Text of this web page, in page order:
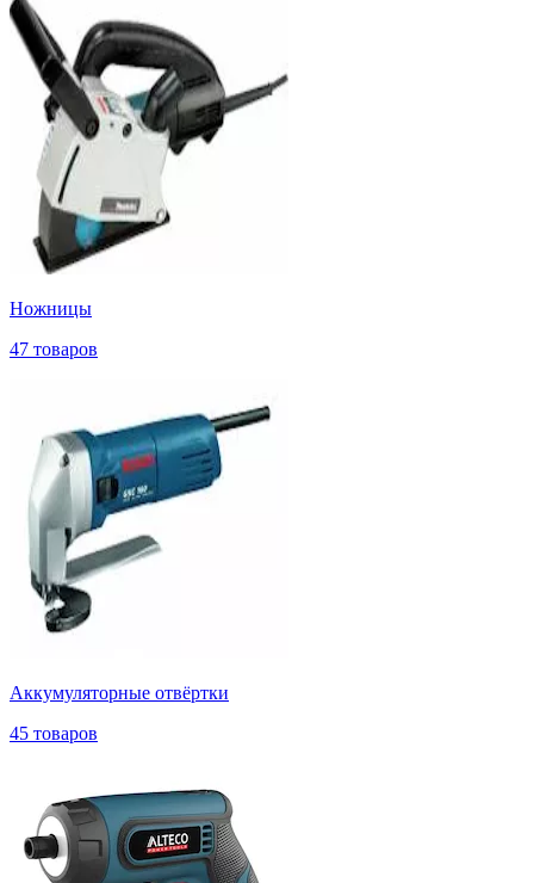
Ножницы
47 товаров
Аккумуляторные отвёртки
45 товаров